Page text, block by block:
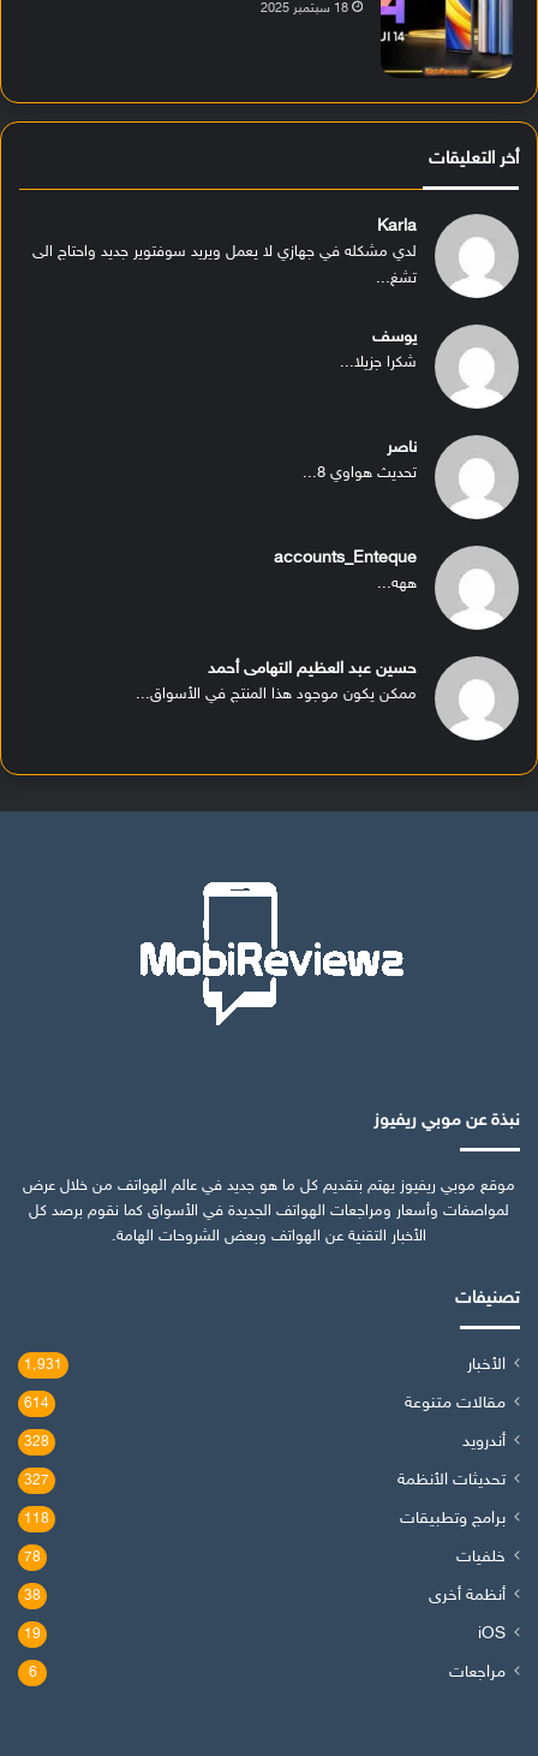
18 سبتمبر 2025
أخر التعليقات
Karla
لدي مشكله في جهازي لا يعمل ويريد سوفتوير جديد واحتاج الى
تشغ...
يوسف
شكرا جزيلا...
ناصر
تحديث هواوي 8...
accounts_Enteque
ههه...
حسين عبد العظيم التهامى أحمد
ممكن يكون موجود هذا المنتج في الأسواق...
نبذة عن موبي ريفيوز
موقع موبي ريفيوز يهتم بتقديم كل ما هو جديد في عالم الهواتف من خلال عرض
لمواصفات وأسعار ومراجعات الهواتف الجديدة في الأسواق كما نقوم برصد كل
الأخبار التقنية عن الهواتف وبعض الشروحات الهامة.
تصنيفات
الأخبار 1٬931
مقالات متنوعة 614
أندرويد 328
تحديثات الأنظمة 327
برامج وتطبيقات 118
خلفيات 78
أنظمة أخرى 38
iOS
19
مراجعات 6